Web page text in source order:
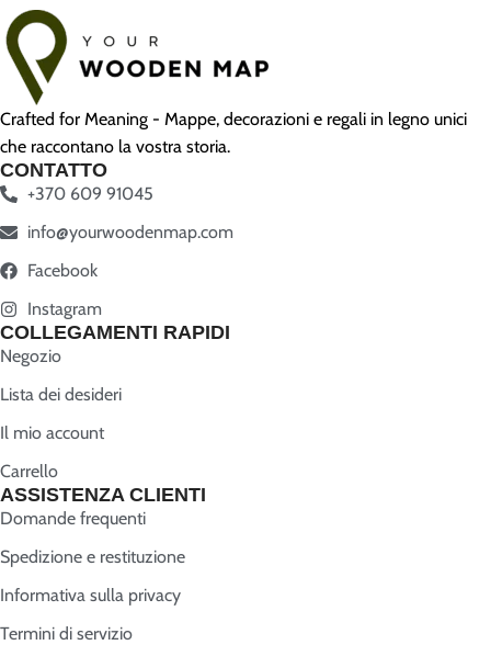
Crafted for Meaning - Mappe, decorazioni e regali in legno unici
che raccontano la vostra storia.
CONTATTO
+370 609 91045
info@yourwoodenmap.com
Facebook
Instagram
COLLEGAMENTI RAPIDI
Negozio
Lista dei desideri
Il mio account
Carrello
ASSISTENZA CLIENTI
Domande frequenti
Spedizione e restituzione
Informativa sulla privacy
Termini di servizio